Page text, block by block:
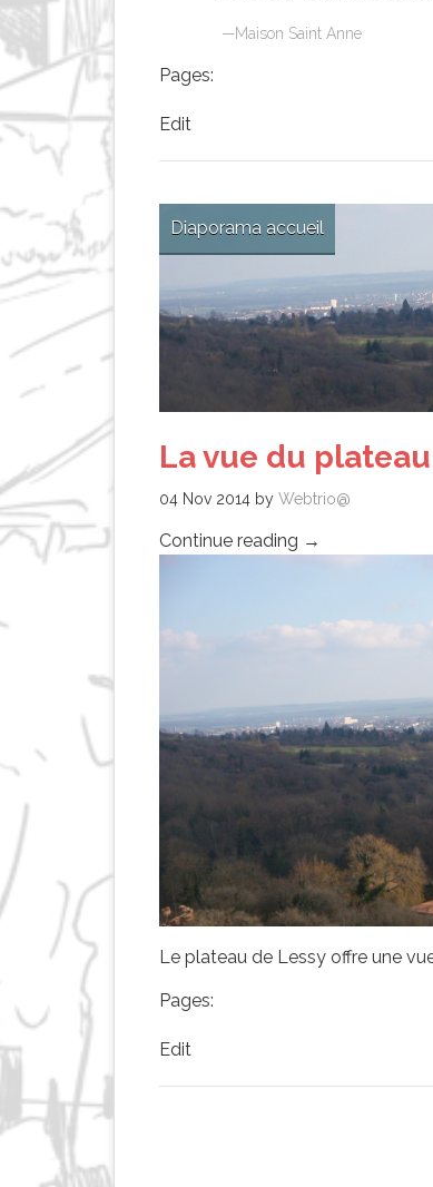
Maison Saint Anne
Pages:
Edit
Diaporama accueil
La vue du plateau
04 Nov 2014 by Webtrio@
Continue reading →
Le plateau de Lessy offre une
Pages:
Edit